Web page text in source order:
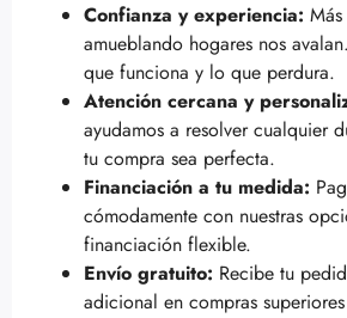
Confianza y experiencia:
amueblando hogares nos
que funciona y lo que perdura.
Atención cercana y
ayudamos a resolver cualquier
tu compra sea perfecta.
Financiación a tu medida:
cómodamente con nuestras
financiación flexible.
Envío gratuito: Recibe tu
adicional en compras